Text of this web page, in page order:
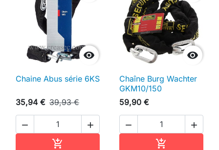

Chaine Abus série 6KS
35,94 € 39,93 €
 


Chaîne Burg Wachter
GKM10/150
59,90 €
 
